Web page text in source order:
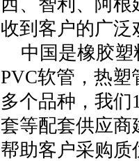
西、智利、阿根
收到客户的广泛
中国是橡胶
PVC软管，热塑
多个品种，我们
套等配套供应商
帮助客户采购